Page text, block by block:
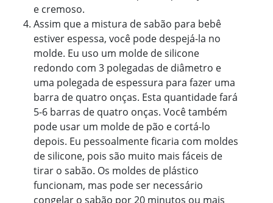
e cremoso.
Assim que a mistura de sabão para bebê
estiver espessa, você pode despejá-la no
molde. Eu uso um molde de silicone
redondo com 3 polegadas de diâmetro e
uma polegada de espessura para fazer uma
barra de quatro onças. Esta quantidade fará
5-6 barras de quatro onças. Você também
pode usar um molde de pão e cortá-lo
depois. Eu pessoalmente ficaria com moldes
de silicone, pois são muito mais fáceis de
tirar o sabão. Os moldes de plástico
funcionam, mas pode ser necessário
congelar o sabão por 20 minutos ou mais